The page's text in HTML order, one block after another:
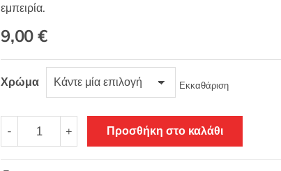
εμπειρία.
9,00€
Χρώμα Εκκαθάριση
-
Natural
Wool
+ Προσθήκη στο καλάθι